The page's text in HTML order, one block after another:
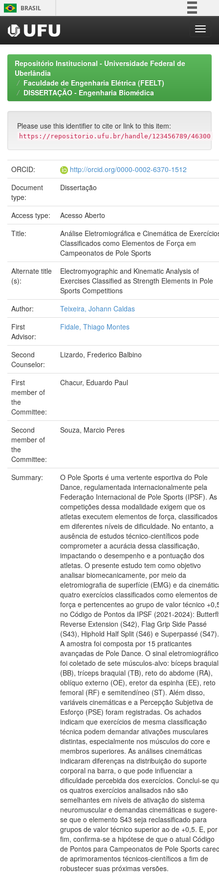
Skip
navigation
BRASIL
Participe
Acesso à informação
Legislação
Canais
Repositório Institucional - Universidade Federal de
Uberlândia
Faculdade de Engenharia Elétrica (FEELT)
DISSERTAÇÃO - Engenharia Biomédica
Please use this identifier to cite or link to this item:
https://repositorio.ufu.br/handle/123456789/46300
ORCID:
http://orcid.org/0000-0002-6370-1512
Document
type:
Dissertação
Access type:
Acesso Aberto
Title:
Análise Eletromiográfica e Cinemática de
Classificados como Elementos de Força em
Campeonatos de Pole Sports
Alternate title
(s):
Electromyographic and Kinematic Analysis of
Exercises Classified as Strength Elements in Pole
Sports Competitions
Author:
Teixeira, Johann Caldas
First
Advisor:
Fidale, Thiago Montes
Second
Counselor:
Lizardo, Frederico Balbino
First
member of
the
Committee:
Chacur, Eduardo Paul
Second
member of
the
Committee:
Souza, Marcio Peres
Summary:
O Pole Sports é uma vertente esportiva do Pole
Dance, regulamentada internacionalmente pela
Federação Internacional de Pole Sports (IPSF). As
competições dessa modalidade exigem que os
atletas executem elementos de força, classificados
em diferentes níveis de dificuldade. No entanto, a
ausência de estudos técnico-científicos pode
comprometer a acurácia dessa classificação,
impactando o desempenho e a pontuação dos
atletas. O presente estudo tem como objetivo
analisar biomecanicamente, por meio da
eletromiografia de superfície (EMG) e da
quatro exercícios classificados como elementos de
força e pertencentes ao grupo de valor técnico
no Código de Pontos da IPSF (2021-2024):
Reverse Extension (S42), Flag Grip Side Passé
(S43), Hiphold Half Split (S46) e Superpassé (S47).
A amostra foi composta por 15 praticantes
avançadas de Pole Dance. O sinal eletromiográfico
foi coletado de sete músculos-alvo: bíceps braquial
(BB), tríceps braquial (TB), reto do abdome (RA),
oblíquo externo (OE), eretor da espinha (EE), reto
femoral (RF) e semitendíneo (ST). Além disso,
variáveis cinemáticas e a Percepção Subjetiva de
Esforço (PSE) foram registradas. Os achados
indicam que exercícios de mesma classificação
técnica podem demandar ativações musculares
distintas, especialmente nos músculos do core e
membros superiores. As análises cinemáticas
indicaram diferenças na distribuição do suporte
corporal na barra, o que pode influenciar a
dificuldade percebida dos exercícios. Conclui-se
os quatros exercícios analisados não são
semelhantes em níveis de ativação do sistema
neuromuscular e demandas cinemáticas e sugere-
se que o elemento S43 seja reclassificado para
grupos de valor técnico superior ao de +0,5. E, por
fim, confirma-se a hipótese de que o atual Código
de Pontos para Campeonatos de Pole Sports
de aprimoramentos técnicos-científicos a fim de
robustecer suas próximas versões.